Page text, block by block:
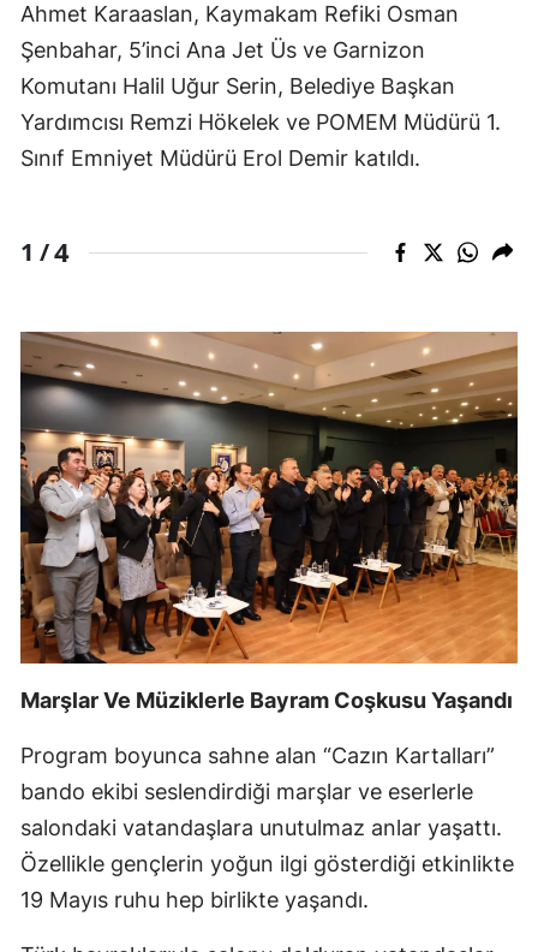
Ahmet Karaaslan, Kaymakam Refiki Osman
Şenbahar, 5’inci Ana Jet Üs ve Garnizon
Komutanı Halil Uğur Serin, Belediye Başkan
Yardımcısı Remzi Hökelek ve POMEM Müdürü 1.
Sınıf Emniyet Müdürü Erol Demir katıldı.
1 /4
Marşlar Ve Müziklerle Bayram Coşkusu Yaşandı
Program boyunca sahne alan “Cazın Kartalları”
bando ekibi seslendirdiği marşlar ve eserlerle
salondaki vatandaşlara unutulmaz anlar yaşattı.
Özellikle gençlerin yoğun ilgi gösterdiği etkinlikte
19 Mayıs ruhu hep birlikte yaşandı.